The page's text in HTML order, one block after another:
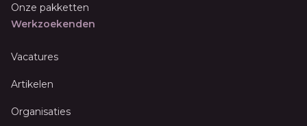
Onze pakketten
Werkzoekenden
Vacatures
Artikelen
Organisaties